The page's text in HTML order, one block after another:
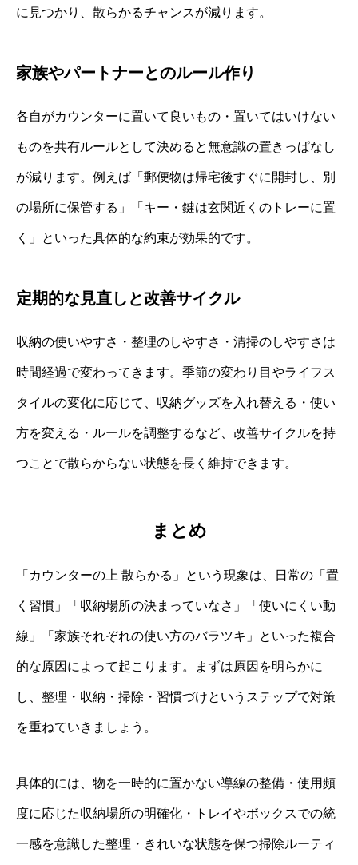
に見つかり、散らかるチャンスが減ります。
家族やパートナーとのルール作り
各自がカウンターに置いて良いもの・置いてはいけない
ものを共有ルールとして決めると無意識の置きっぱなし
が減ります。例えば「郵便物は帰宅後すぐに開封し、別
の場所に保管する」「キー・鍵は玄関近くのトレーに置
く」といった具体的な約束が効果的です。
定期的な見直しと改善サイクル
収納の使いやすさ・整理のしやすさ・清掃のしやすさは
時間経過で変わってきます。季節の変わり目やライフス
タイルの変化に応じて、収納グッズを入れ替える・使い
方を変える・ルールを調整するなど、改善サイクルを持
つことで散らからない状態を長く維持できます。
まとめ
「カウンターの上 散らかる」という現象は、日常の「置
く習慣」「収納場所の決まっていなさ」「使いにくい動
線」「家族それぞれの使い方のバラツキ」といった複合
的な原因によって起こります。まずは原因を明らかに
し、整理・収納・掃除・習慣づけというステップで対策
を重ねていきましょう。
具体的には、物を一時的に置かない導線の整備・使用頻
度に応じた収納場所の明確化・トレイやボックスでの統
一感を意識した整理・きれいな状態を保つ掃除ルーティ